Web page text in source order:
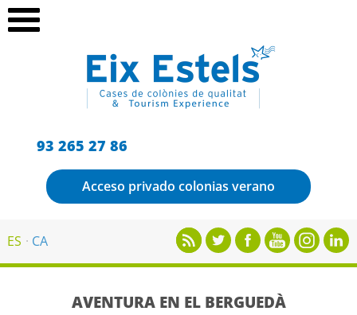
93 265 27 86
Acceso privado colonias verano
ES CA
AVENTURA EN EL BERGUEDÀ